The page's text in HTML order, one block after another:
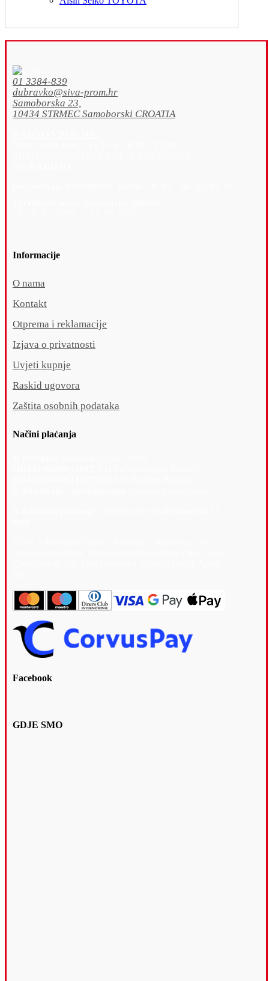
01 3384-839
dubravko@siva-prom.hr
Samoborska 23,
10434 STRMEC Samoborski CROATIA
Informacije
O nama
Kontakt
Otprema i reklamacije
Izjava o privatnosti
Uvjeti kupnje
Raskid ugovora
Zaštita osobnih podataka
Načini plaćanja
Facebook
GDJE SMO